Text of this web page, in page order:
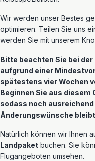
Wir werden unser Bestes
optimieren. Teilen Sie uns
werden Sie mit unserem
Bitte beachten Sie bei
aufgrund einer
spätestens vier Wochen
Beginnen Sie aus diesem
sodass noch
Änderungswünsche
Natürlich können wir Ihnen
Landpaket buchen. Sie
Flugangeboten umsehen.